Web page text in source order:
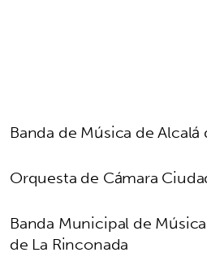
Banda de Música de Alcalá
Orquesta de Cámara
Banda Municipal de
de La Rinconada